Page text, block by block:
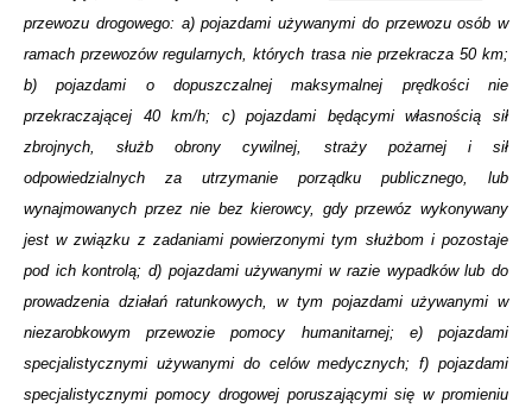
przewozu drogowego: a) pojazdami używanymi do przewozu osób w
ramach przewozów regularnych, których trasa nie przekracza 50 km;
b) pojazdami o dopuszczalnej maksymalnej prędkości nie
przekraczającej 40 km/h; c) pojazdami będącymi własnością sił
zbrojnych, służb obrony cywilnej, straży pożarnej i sił
odpowiedzialnych za utrzymanie porządku publicznego, lub
wynajmowanych przez nie bez kierowcy, gdy przewóz wykonywany
jest w związku z zadaniami powierzonymi tym służbom i pozostaje
pod ich kontrolą; d) pojazdami używanymi w razie wypadków lub do
prowadzenia działań ratunkowych, w tym pojazdami używanymi w
niezarobkowym przewozie pomocy humanitarnej; e) pojazdami
specjalistycznymi używanymi do celów medycznych; f) pojazdami
specjalistycznymi pomocy drogowej poruszającymi się w promieniu